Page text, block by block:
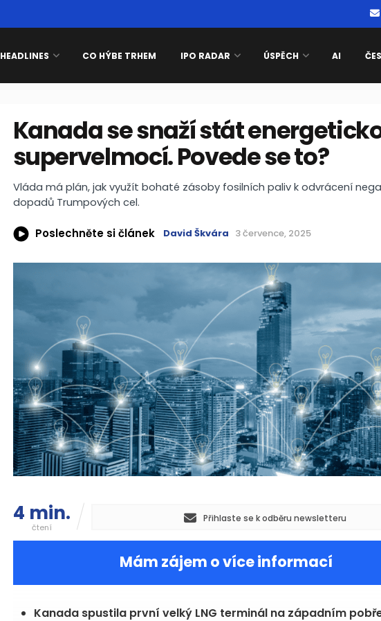
HEADLINES CO HÝBE TRHEM IPO RADAR ÚSPĚCH AI
Kanada se snaží stát
supervelmocí. Povede se to?
Vláda má plán, jak využít bohaté zásoby fosilních paliv k odvrácení
dopadů Trumpových cel.
Poslechněte si článek David Škvára 3 července, 2025
4 min.
čtení
Přihlaste se k odběru newsletteru
Mám zájem o více informací
Kanada spustila první velký LNG terminál na západním